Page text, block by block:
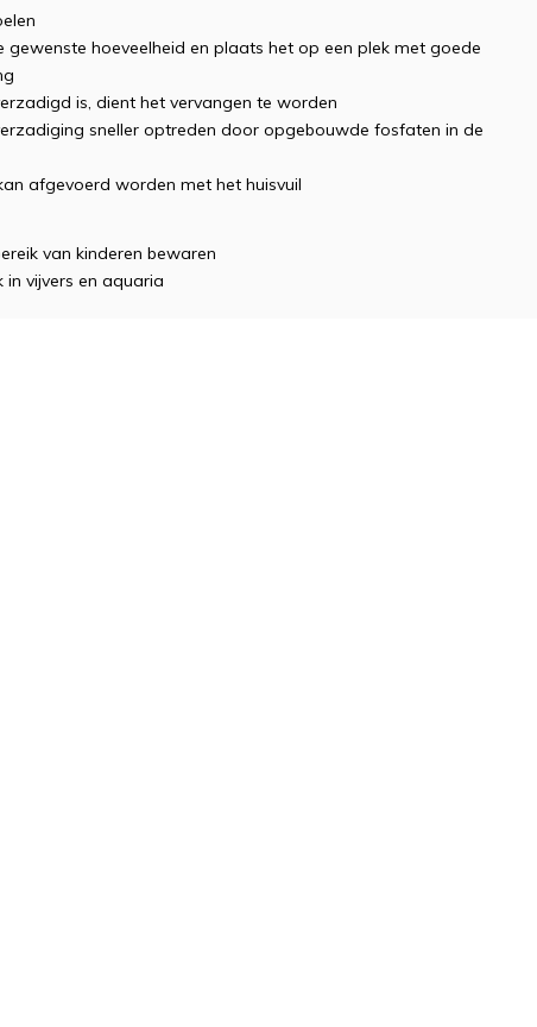
gewenste hoeveelheid en plaats het op een plek met goede
is, dient het vervangen te worden
sneller optreden door opgebouwde fosfaten in de
afgevoerd worden met het huisvuil
van kinderen bewaren
vijvers en aquaria